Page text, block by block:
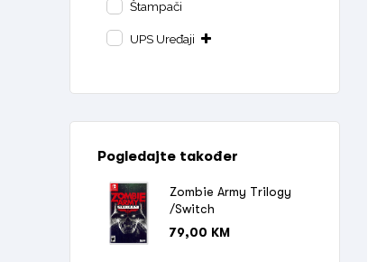
Štampači
UPS Uređaji
Pogledajte također
Zombie Army Trilogy
/Switch
79,00 KM